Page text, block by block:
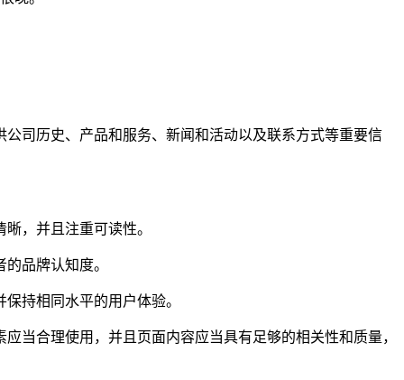
司历史、产品和服务、新闻和活动以及联系方式等重要信
，并且注重可读性。
品牌认知度。
持相同水平的用户体验。
当合理使用，并且页面内容应当具有足够的相关性和质量，